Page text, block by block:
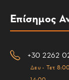
Επίσημος
+30 2262
Δευ - Τετ